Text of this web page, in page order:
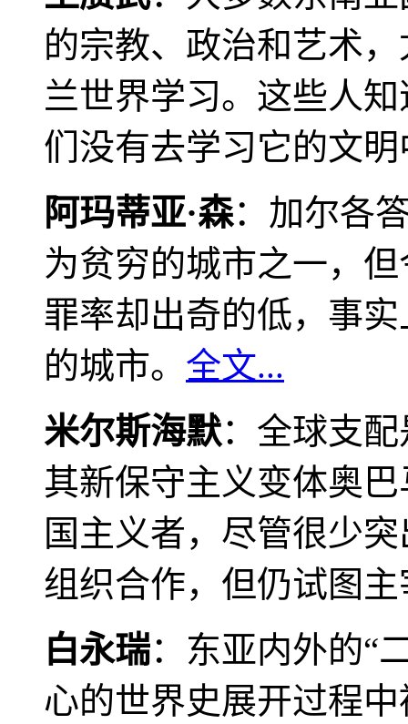
的宗教、政治和艺术
兰世界学习。这些人
们没有去学习它的文
阿玛蒂亚·森：加尔各
为贫穷的城市之一，
罪率却出奇的低，事
的城市。 全文...
米尔斯海默：全球支
其新保守主义变体奥
国主义者，尽管很少
组织合作，但仍试图
白永瑞：东亚内外的“
心的世界史展开过程